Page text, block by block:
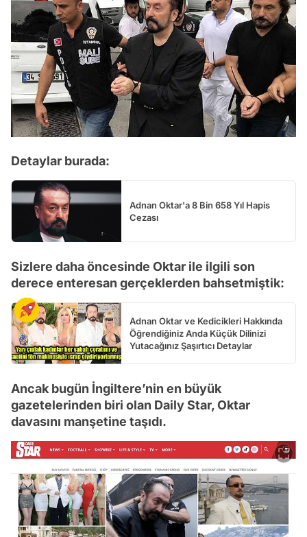
Detaylar burada:
Adnan Oktar'a 8 Bin 658 Yıl Hapis
Cezası
Sizlere daha öncesinde Oktar ile ilgili son
derece enteresan gerçeklerden bahsetmiştik:
Adnan Oktar ve Kedicikleri Hakkında
Öğrendiğiniz Anda Küçük Dilinizi
Yutacağınız Şaşırtıcı Detaylar
Ancak bugün İngiltere’nin en büyük
gazetelerinden biri olan Daily Star, Oktar
davasını manşetine taşıdı.